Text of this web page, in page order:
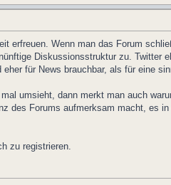
erfreuen. Wenn man das Forum
Diskussionsstruktur zu. Twitter
für News brauchbar, als für eine
umsieht, dann merkt man auch
des Forums aufmerksam macht, es
zu registrieren.